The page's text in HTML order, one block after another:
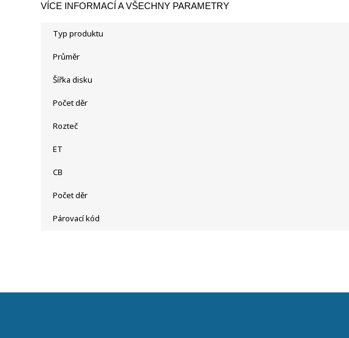
VÍCE INFORMACÍ A VŠECHNY PARAMETRY
Typ produktu
Průměr
Šířka disku
Počet děr
Rozteč
ET
CB
Počet děr
Párovací kód